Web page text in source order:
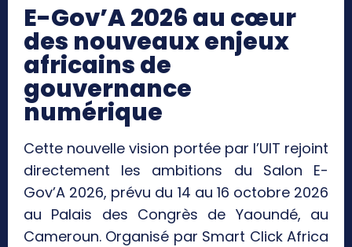
E-Gov’A 2026 au cœur
des nouveaux enjeux
africains de
gouvernance
numérique
Cette nouvelle vision portée par l’UIT rejoint
directement les ambitions du Salon E-
Gov’A 2026, prévu du 14 au 16 octobre 2026
au Palais des Congrès de Yaoundé, au
Cameroun. Organisé par Smart Click Africa